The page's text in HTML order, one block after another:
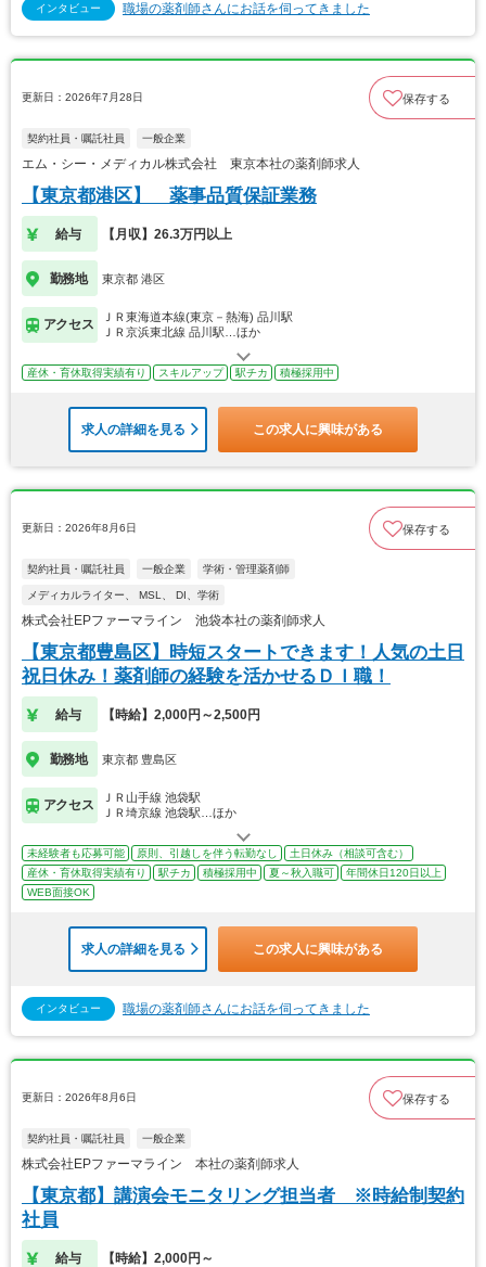
インタビュー 職場の薬剤師さんにお話を伺ってきました
更新日：2026年7月28日 保存する
契約社員・嘱託社員 一般企業
エム・シー・メディカル株式会社 東京本社の薬剤師求人
【東京都港区】 薬事品質保証業務
給与 【月収】26.3万円以上
勤務地 東京都 港区
アクセス
ＪＲ東海道本線(東京－熱海) 品川駅
ＪＲ京浜東北線 品川駅…ほか
産休・育休取得実績有り スキルアップ 駅チカ 積極採用中
求人の詳細を見る この求人に興味がある
更新日：2026年8月6日 保存する
契約社員・嘱託社員 一般企業 学術・管理薬剤師
メディカルライター、 MSL、 DI、学術
株式会社EPファーマライン 池袋本社の薬剤師求人
【東京都豊島区】時短スタートできます！人気の土日
祝日休み！薬剤師の経験を活かせるＤＩ職！
給与 【時給】2,000円～2,500円
勤務地 東京都 豊島区
アクセス
ＪＲ山手線 池袋駅
ＪＲ埼京線 池袋駅…ほか
未経験者も応募可能 原則、引越しを伴う転勤なし
土日休み（相談可含む）
産休・育休取得実績有り
駅チカ 積極採用中 夏～秋入職可
年間休日120日以上
WEB面接OK
求人の詳細を見る この求人に興味がある
インタビュー 職場の薬剤師さんにお話を伺ってきました
更新日：2026年8月6日 保存する
契約社員・嘱託社員 一般企業
株式会社EPファーマライン 本社の薬剤師求人
【東京都】講演会モニタリング担当者 ※時給制契約
社員
給与 【時給】2,000円～